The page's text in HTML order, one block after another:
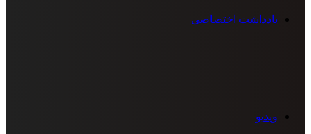
یادداشت اختصاصی
ویدیو